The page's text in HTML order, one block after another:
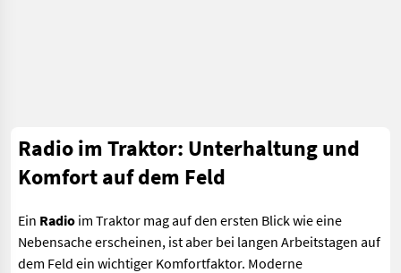
Radio im Traktor: Unterhaltung und
Komfort auf dem Feld
Ein Radio im Traktor mag auf den ersten Blick wie eine
Nebensache erscheinen, ist aber bei langen Arbeitstagen auf
dem Feld ein wichtiger Komfortfaktor. Moderne